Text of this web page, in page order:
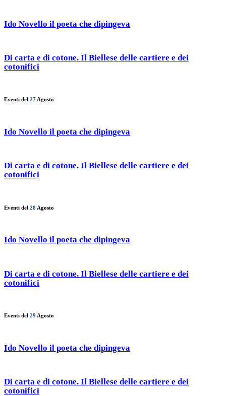
Ido Novello il poeta che dipingeva
Di carta e di cotone. Il Biellese delle cartiere e dei
cotonifici
Eventi del 27 Agosto
Ido Novello il poeta che dipingeva
Di carta e di cotone. Il Biellese delle cartiere e dei
cotonifici
Eventi del 28 Agosto
Ido Novello il poeta che dipingeva
Di carta e di cotone. Il Biellese delle cartiere e dei
cotonifici
Eventi del 29 Agosto
Ido Novello il poeta che dipingeva
Di carta e di cotone. Il Biellese delle cartiere e dei
cotonifici